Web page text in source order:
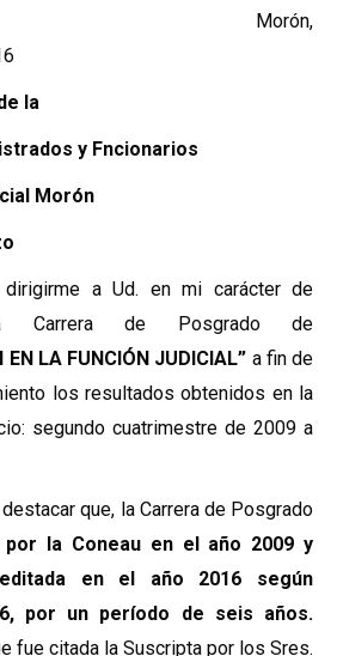
Morón,
la
y Fncionarios
Morón
a Ud. en mi carácter de
Carrera de Posgrado de
EN LA FUNCIÓN JUDICIAL” a fin de
los resultados obtenidos en la
segundo cuatrimestre de 2009 a
que, la Carrera de Posgrado
por la Coneau en el año 2009 y
en el año 2016 según
por un período de seis años.
fue citada la Suscripta por los Sres.